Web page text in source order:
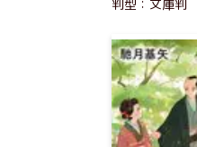
判型：文庫判